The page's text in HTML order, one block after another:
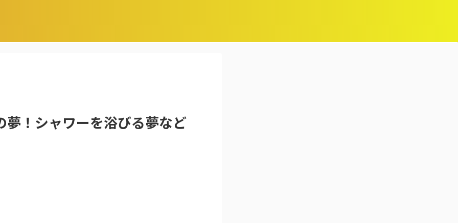
夢！シャワーを浴びる夢など